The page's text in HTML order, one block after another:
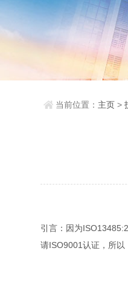
当前位置： 主页 >
引言：因为
请ISO9001认证，所以